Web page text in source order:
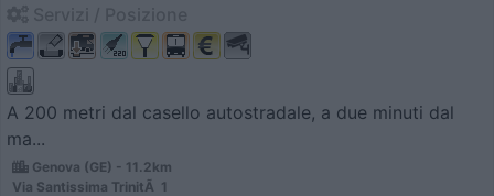
A 200 metri dal casello autostradale, a due minuti dal
ma...
Genova (GE) - 11.2km
Via Santissima TrinitÃ 1